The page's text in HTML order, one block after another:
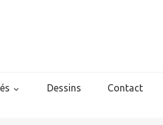
Dessins Contact